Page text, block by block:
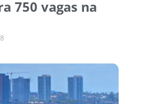
750 vagas na